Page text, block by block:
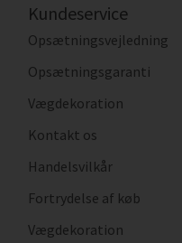
Kundeservice
Opsætningsvejledning
Opsætningsgaranti
Vægdekoration
Kontakt os
Handelsvilkår
Fortrydelse af køb
Vægdekoration